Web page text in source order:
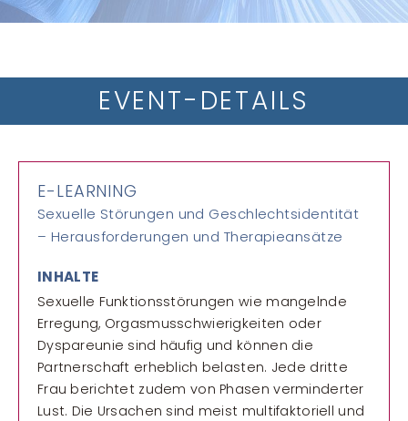
EVENT-DETAILS
E-LEARNING
Sexuelle Störungen und Geschlechtsidentität
– Herausforderungen und Therapieansätze
INHALTE
Sexuelle Funktions­störungen wie mangelnde
Erregung, Orgasmus­schwierig­keiten oder
Dyspareunie sind häufig und können die
Partner­schaft erheblich belasten. Jede dritte
Frau berichtet zudem von Phasen verminderter
Lust. Die Ursachen sind meist multi­faktoriell und